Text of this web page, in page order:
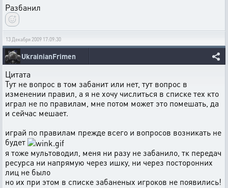
Разбанил
13 Декабря 2009 17:09:30
UkrainianFrimen
Цитата
Тут не вопрос в том забанит или нет, тут вопрос в
изменении правил, а я не хочу числиться в списке тех кто
играл не по правилам, мне потом может это помешать, да
и сейчас мешает.
играй по правилам прежде всего и вопросов возникать не
будет
я тоже мультоводил, меня ни разу не забанило, тк передач
ресурса ни напрямую через ишку, ни через посторонних
лиц не было
но их при этом в списке забаненых игроков не появились!